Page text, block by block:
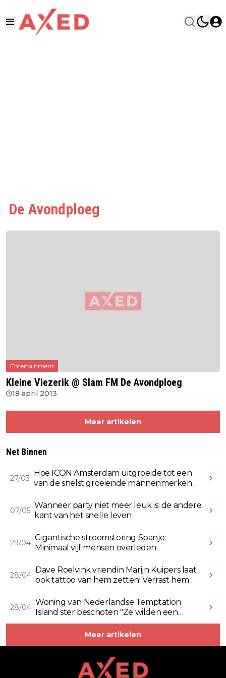
De Avondploeg
Entertainment
Kleine Viezerik @ Slam FM De Avondploeg
18 april 2013
Meer artikelen
Net Binnen
27/03
Hoe ICON Amsterdam uitgroeide tot een
van de snelst groeiende mannenmerken
07/05
Wanneer party niet meer leuk is: de andere
kant van het snelle leven
29/04
Gigantische stroomstoring Spanje:
Minimaal vijf mensen overleden
28/04
Dave Roelvink vriendin Marijn Kuipers laat
ook tattoo van hem zetten! Verrast hem
28/04
Woning van Nederlandse Temptation
Island ster beschoten "Ze wilden een
Rolex stelen" (Video)
Meer artikelen